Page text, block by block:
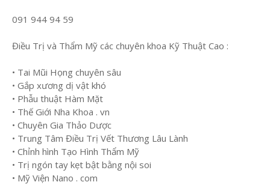
091 944 94 59
Điều Trị và Thẩm Mỹ các chuyên khoa Kỹ Thuật Cao :
• Tai Mũi Họng chuyên sâu
• Gắp xương dị vật khó
• Phẫu thuật Hàm Mặt
• Thế Giới Nha Khoa . vn
• Chuyên Gia Thảo Dược
• Trung Tâm Điều Trị Vết Thương Lâu Lành
• Chỉnh hình Tạo Hình Thẩm Mỹ
• Trị ngón tay kẹt bật bằng nội soi
• Mỹ Viện Nano . com